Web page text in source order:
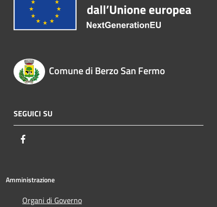
Comune di Berzo San Fermo
SEGUICI SU
Amministrazione
Organi di Governo